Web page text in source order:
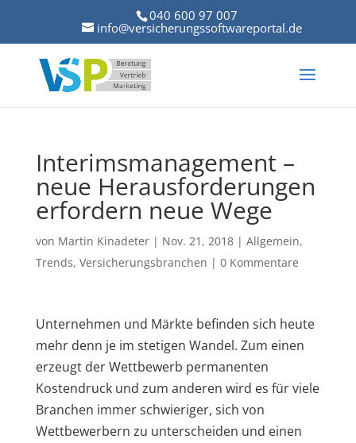
040 600 97 007
info@versicherungssoftwareportal.de
Interimsmanagement –
neue Herausforderungen
erfordern neue Wege
von Martin Kinadeter| Nov. 21, 2018| Allgemein,
Trends, Versicherungsbranchen | 0 Kommentare
Unternehmen und Märkte befinden sich heute
mehr denn je im stetigen Wandel. Zum einen
erzeugt der Wettbewerb permanenten
Kostendruck und zum anderen wird es für viele
Branchen immer schwieriger, sich von
Wettbewerbern zu unterscheiden und einen